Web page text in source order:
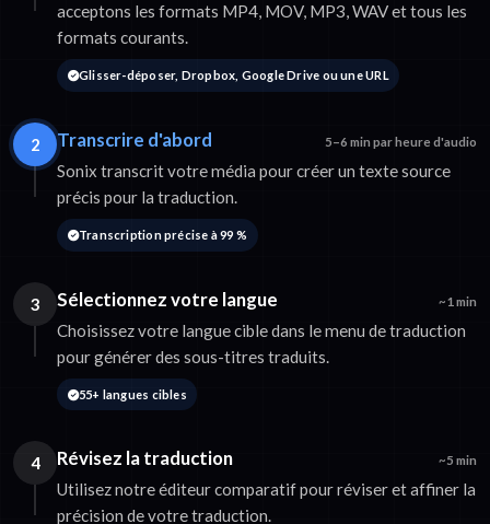
acceptons les formats MP4, MOV, MP3, WAV et tous les
formats courants.
Glisser-déposer, Dropbox, Google Drive ou une URL
2 Transcrire d'abord 5–6 min par heure d'audio
Sonix transcrit votre média pour créer un texte source
précis pour la traduction.
Transcription précise à 99 %
3 Sélectionnez votre langue ~1 min
Choisissez votre langue cible dans le menu de traduction
pour générer des sous-titres traduits.
55+ langues cibles
4 Révisez la traduction ~5 min
Utilisez notre éditeur comparatif pour réviser et affiner la
précision de votre traduction.